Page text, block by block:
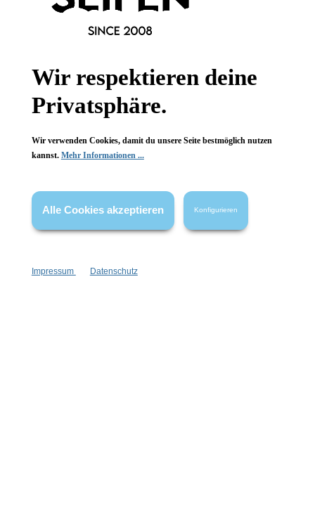
Wissenswertes
Vertrag widerrufen
wenn nicht anders angegeben.
Wir respektieren deine
Privatsphäre.
Wir verwenden Cookies, damit du unsere Seite bestmöglich nutzen
kannst. Mehr Informationen ...
Alle Cookies akzeptieren Konfigurieren
Impressum Datenschutz